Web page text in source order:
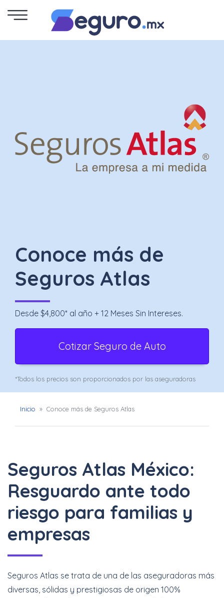
para
Motos
–
Chofer
App
Seguro
de
Gastos
Médicos
Mayores
Noticias
Conoce más de
Seguros Atlas
Desde $4,800* al año + 12 Meses Sin Intereses.
Cotizar Seguro de Auto
*Todos los precios son proporcionados por las aseguradoras
Inicio » Conoce más de Seguros Atlas
Seguros Atlas México:
Resguardo ante todo
riesgo para familias y
empresas
Seguros Atlas se trata de una de las aseguradoras más
diversas, sólidas y prestigiosas de origen 100%